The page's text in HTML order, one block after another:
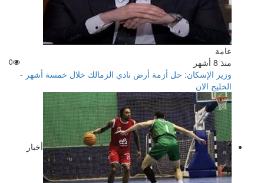
عامة
منذ 8 أشهر
0
وزير الإسكان: حل أزمة أرض نادي الزمالك خلال خمسة أشهر -
الخليج الان
أخبار